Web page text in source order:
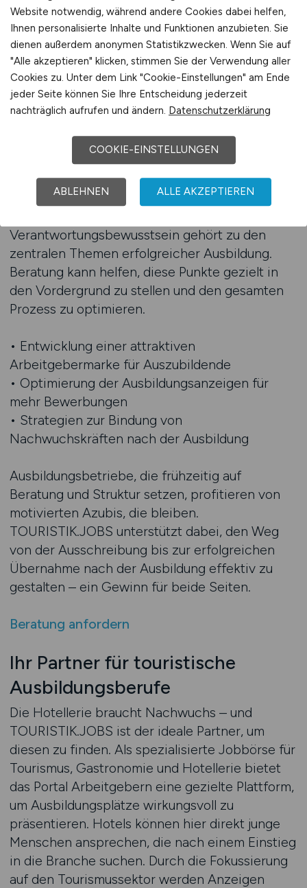
Sichtbarkeit bei potenziellen Bewerbern zu
erhöhen.
Im Mittelpunkt steht dabei die Frage, wie man
junge Menschen für die Hotellerie begeistert.
Eine klare Positionierung, eine ansprechende
sind die Grundlagen. Ausbildungsbetriebe
sollten gezielt zeigen, welche Vorteile eine
Ausbildung in ihrem Haus bietet und wie sie den
Einstieg ins Berufsleben begleiten. Auch die
Verantwortungsbewusstsein gehört zu den
zentralen Themen erfolgreicher Ausbildung.
Beratung kann helfen, diese Punkte gezielt in
den Vordergrund zu stellen und den gesamten
Prozess zu optimieren.
• Entwicklung einer attraktiven
Arbeitgebermarke für Auszubildende
• Optimierung der Ausbildungsanzeigen für
mehr Bewerbungen
• Strategien zur Bindung von
Nachwuchskräften nach der Ausbildung
Ausbildungsbetriebe, die frühzeitig auf
Beratung und Struktur setzen, profitieren von
motivierten Azubis, die bleiben.
TOURISTIK.JOBS unterstützt dabei, den Weg
von der Ausschreibung bis zur erfolgreichen
Übernahme nach der Ausbildung effektiv zu
gestalten – ein Gewinn für beide Seiten.
Beratung anfordern
Ihr Partner für touristische
Ausbildungsberufe
Die Hotellerie braucht Nachwuchs – und
TOURISTIK.JOBS ist der ideale Partner, um
diesen zu finden. Als spezialisierte Jobbörse für
Tourismus, Gastronomie und Hotellerie bietet
das Portal Arbeitgebern eine gezielte Plattform,
um Ausbildungsplätze wirkungsvoll zu
präsentieren. Hotels können hier direkt junge
Menschen ansprechen, die nach einem Einstieg
in die Branche suchen. Durch die Fokussierung
auf den Tourismussektor werden Anzeigen
Website notwendig, während andere Cookies dabei helfen,
Ihnen personalisierte Inhalte und Funktionen anzubieten. Sie
dienen außerdem anonymen Statistikzwecken. Wenn Sie auf
"Alle akzeptieren" klicken, stimmen Sie der Verwendung aller
Cookies zu. Unter dem Link "Cookie-Einstellungen" am Ende
jeder Seite können Sie Ihre Entscheidung jederzeit
nachträglich aufrufen und ändern. Datenschutzerklärung
COOKIE-EINSTELLUNGEN
ABLEHNEN ALLE AKZEPTIEREN